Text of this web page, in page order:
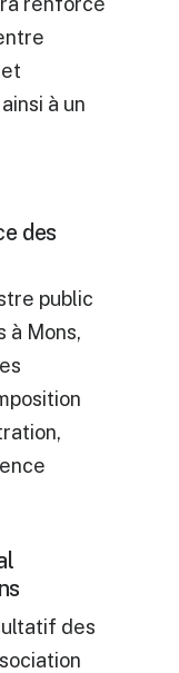
à un
des
public
à Mons,
des